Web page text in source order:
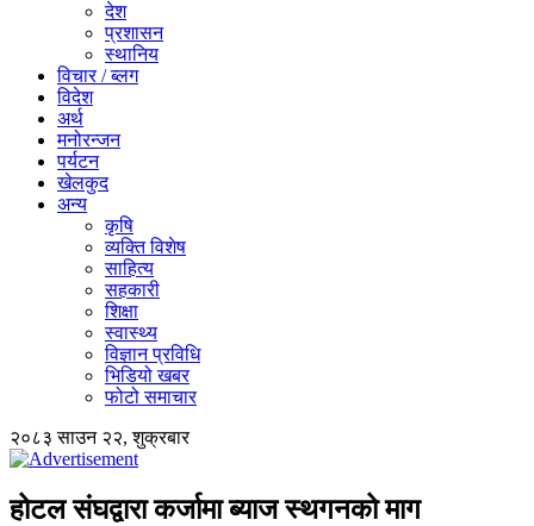
देश
प्रशासन
स्थानिय
विचार / ब्लग
विदेश
अर्थ
मनोरन्जन
पर्यटन
खेलकुद
अन्य
कृषि
व्यक्ति विशेष
साहित्य
सहकारी
शिक्षा
स्वास्थ्य
विज्ञान प्रविधि
भिडियो खबर
फोटो समाचार
२०८३ साउन २२, शुक्रबार
होटल संघद्वारा कर्जामा ब्याज स्थगनको माग